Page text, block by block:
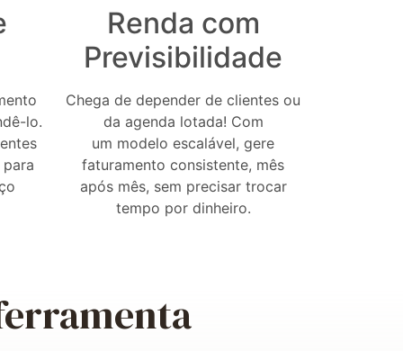
lo.
Renda com
Previsibilidade
Chega de depender de clientes ou
da agenda lotada! Com
um modelo escalável, gere
faturamento consistente, mês
após mês, sem precisar trocar
tempo por dinheiro.